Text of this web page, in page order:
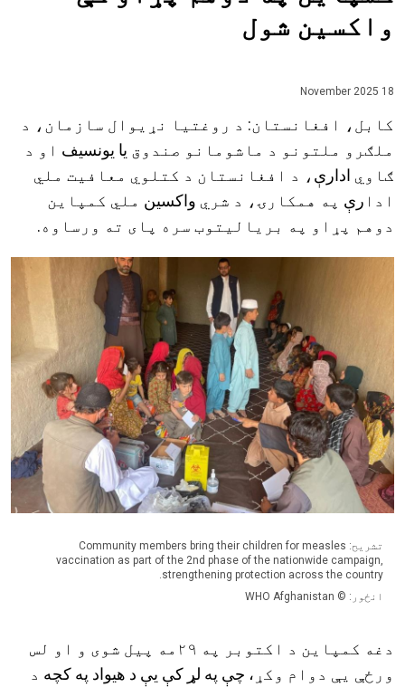
واکسين شول
18 November 2025
کابل، افغانستان: د روغتيا نړيوال سازمان، د
ملګرو ملتونو د ماشومانو صندوق یا یونسیف او د
ګاوي ادارې ، د افغانستان د کتلوي معافیت ملي
ادا رې په همکارۍ، د شري واکسین ملي کمپاين
دوهم پړاو په برياليتوب سره پای ته ورساوه.
تشریح: Community members bring their children for measles
vaccination as part of the 2nd phase of the nationwide campaign,
strengthening protection across the country.
انځور: © WHO Afghanistan
دغه کمپاين د اکتوبر په ۲۹مه پيل شوی و او لس
ورځې يې دوام وکړ ، چې په لړ کې یې د هیواد په کچه د